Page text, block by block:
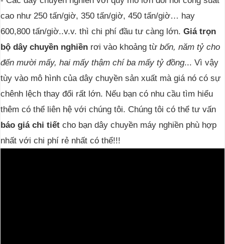
cao như 250 tấn/giờ, 350 tấn/giờ, 450 tấn/giờ… hay
600,800 tấn/giờ..v.v. thì chi phí đầu tư càng lớn. Giá trọn
bộ dây chuyền nghiền rơi vào khoảng từ bốn, năm tỷ cho
đến mười mấy, hai mấy thậm chí ba mấy tỷ đồng... Vì vậy
tùy vào mô hình của dây chuyền sản xuất mà giá nó có sự
chênh lệch thay đổi rất lớn. Nếu bạn có nhu cầu tìm hiểu
thêm có thể liên hệ với chúng tôi. Chúng tôi có thể tư vấn
báo giá chi tiết cho bạn dây chuyền máy nghiền phù hợp
nhất với chi phí rẻ nhất có thể!!!